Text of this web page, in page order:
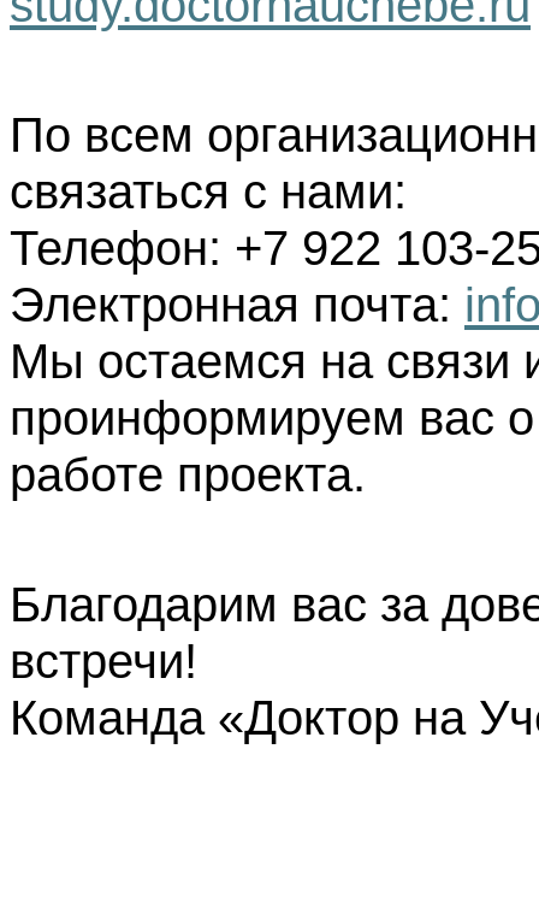
По всем
связаться с нами:
Телефон: +7 922 103-
Электронная почта:
Мы остаемся на связи
проинформируем вас
работе проекта.
Благодарим вас за
встречи!
Команда «Доктор на